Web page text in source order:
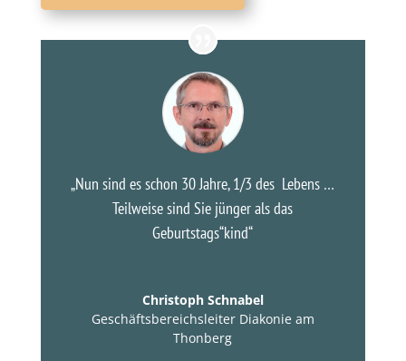
„Nun sind es schon 30 Jahre, 1/3 des Lebens …
Teilweise sind Sie jünger als das
Geburtstags“kind“
Christoph Schnabel
Geschäftsbereichsleiter Diakonie am
Thonberg